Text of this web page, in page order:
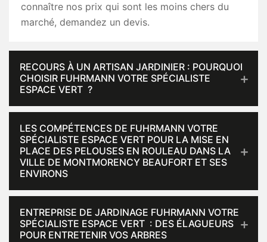
connaître nos prix qui sont les moins chers du
marché, demandez un devis.
RECOURS À UN ARTISAN JARDINIER : POURQUOI
CHOISIR FUHRMANN VOTRE SPÉCIALISTE
ESPACE VERT ?
LES COMPÉTENCES DE FUHRMANN VOTRE
SPÉCIALISTE ESPACE VERT POUR LA MISE EN
PLACE DES PELOUSES EN ROULEAU DANS LA
VILLE DE MONTMORENCY BEAUFORT ET SES
ENVIRONS
ENTREPRISE DE JARDINAGE FUHRMANN VOTRE
SPÉCIALISTE ESPACE VERT : DES ÉLAGUEURS
POUR ENTRETENIR VOS ARBRES